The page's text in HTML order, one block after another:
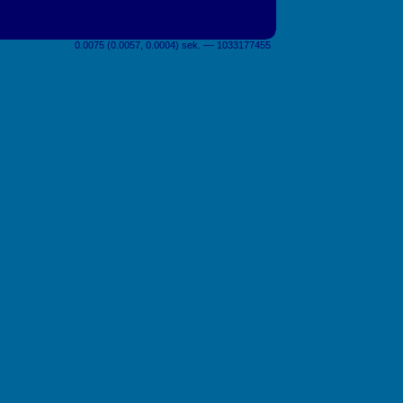
0.0075 (0.0057, 0.0004) sek. –– 1033177455